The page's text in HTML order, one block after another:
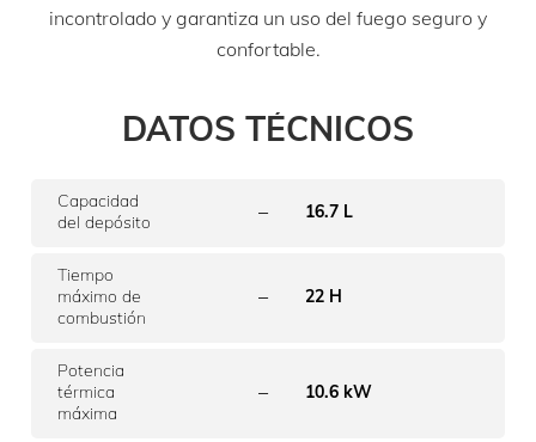
incontrolado y garantiza un uso del fuego seguro y
confortable.
DATOS TÉCNICOS
Capacidad
del depósito
– 16.7 L
Tiempo
máximo de
combustión
– 22 H
Potencia
térmica
máxima
– 10.6 kW